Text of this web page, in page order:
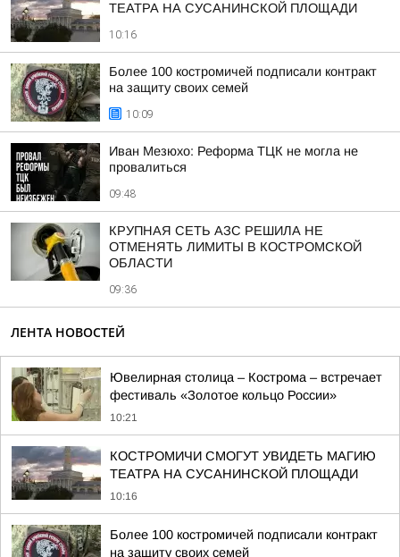
ТЕАТРА НА СУСАНИНСКОЙ ПЛОЩАДИ
10:16
Более 100 костромичей подписали контракт
на защиту своих семей
10:09
Иван Мезюхо: Реформа ТЦК не могла не
провалиться
09:48
КРУПНАЯ СЕТЬ АЗС РЕШИЛА НЕ
ОТМЕНЯТЬ ЛИМИТЫ В КОСТРОМСКОЙ
ОБЛАСТИ
09:36
ЛЕНТА НОВОСТЕЙ
Ювелирная столица – Кострома – встречает
фестиваль «Золотое кольцо России»
10:21
КОСТРОМИЧИ СМОГУТ УВИДЕТЬ МАГИЮ
ТЕАТРА НА СУСАНИНСКОЙ ПЛОЩАДИ
10:16
Более 100 костромичей подписали контракт
на защиту своих семей